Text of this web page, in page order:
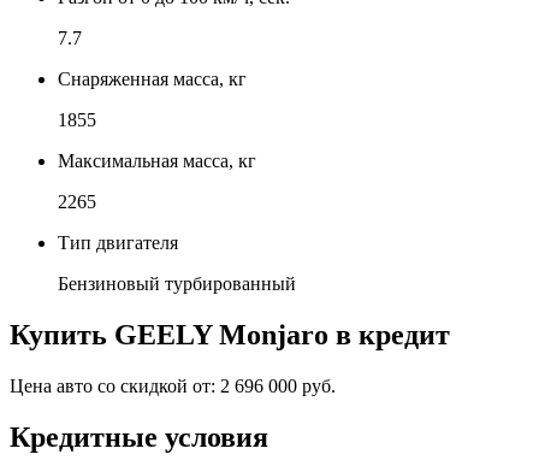
7.7
Снаряженная масса, кг
1855
Максимальная масса, кг
2265
Тип двигателя
Бензиновый турбированный
Купить GEELY Monjaro в кредит
Цена авто со скидкой от: 2 696 000 руб.
Кредитные условия